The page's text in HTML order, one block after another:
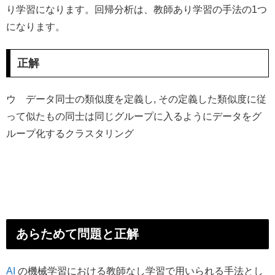
り学習になります。回帰分析は、教師あり学習の手法の1つ
になります。
正解
ウ データ同士の類似度を定義し, その定義した類似度に従
って似たもの同士は同じグループに入るようにデータをグ
ループ化するクラスタリング
あらためて問題と正解
AI の機械学習における教師なし学習で用いられる手法とし